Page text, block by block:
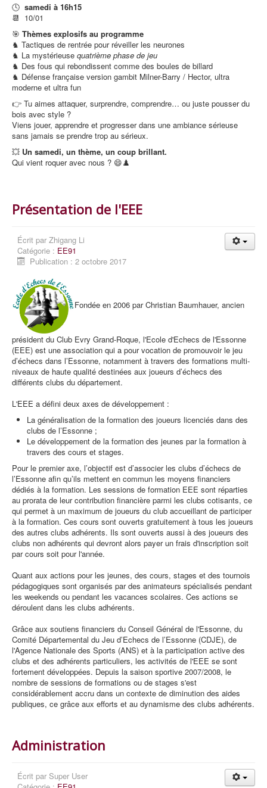
🕓 samedi à 16h15
📆 10/01
🎯 Thèmes explosifs au programme
♞ Tactiques de rentrée pour réveiller les neurones
♞ La mystérieuse quatrième phase de jeu
♞ Des fous qui rebondissent comme des boules de billard
♞ Défense française version gambit Milner-Barry / Hector, ultra
moderne et ultra fun
👉 Tu aimes attaquer, surprendre, comprendre… ou juste pousser du
bois avec style ?
Viens jouer, apprendre et progresser dans une ambiance sérieuse
sans jamais se prendre trop au sérieux.
💥 Un samedi, un thème, un coup brillant.
Qui vient roquer avec nous ? 😄♟️
Présentation de l'EEE
Écrit par Zhigang Li
Catégorie : EE91
Publication : 2 octobre 2017
Fondée en 2006 par Christian Baumhauer, ancien
président du Club Evry Grand-Roque, l'Ecole d'Echecs de l'Essonne
(EEE) est une association qui a pour vocation de promouvoir le jeu
d’échecs dans l’Essonne, notamment à travers des formations multi-
niveaux de haute qualité destinées aux joueurs d’échecs des
différents clubs du département.
L'EEE a défini deux axes de développement :
La généralisation de la formation des joueurs licenciés dans des
clubs de l’Essonne ;
Le développement de la formation des jeunes par la formation à
travers des cours et stages.
Pour le premier axe, l’objectif est d’associer les clubs d’échecs de
l’Essonne afin qu’ils mettent en commun les moyens financiers
dédiés à la formation. Les sessions de formation EEE sont réparties
au prorata de leur contribution financière parmi les clubs cotisants, ce
qui permet à un maximum de joueurs du club accueillant de participer
à la formation. Ces cours sont ouverts gratuitement à tous les joueurs
des autres clubs adhérents. Ils sont ouverts aussi à des joueurs des
clubs non adhérents qui devront alors payer un frais d'inscription soit
par cours soit pour l'année.
Quant aux actions pour les jeunes, des cours, stages et des tournois
pédagogiques sont organisés par des animateurs spécialisés pendant
les weekends ou pendant les vacances scolaires. Ces actions se
déroulent dans les clubs adhérents.
Grâce aux soutiens financiers du Conseil Général de l'Essonne, du
Comité Départemental du Jeu d’Echecs de l’Essonne (CDJE), de
l'Agence Nationale des Sports (ANS) et à la participation active des
clubs et des adhérents particuliers, les activités de l'EEE se sont
fortement développées. Depuis la saison sportive 2007/2008, le
nombre de sessions de formations ou de stages s'est
considérablement accru dans un contexte de diminution des aides
publiques, ce grâce aux efforts et au dynamisme des clubs adhérents.
Administration
Écrit par Super User